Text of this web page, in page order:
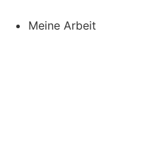
Meine Arbeit